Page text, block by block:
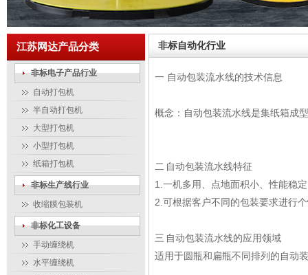
江苏网达产品分类
非标电子产品行业
自动打包机
半自动打包机
大型打包机
小型打包机
纸箱打包机
非标生产线行业
收缩膜包装机
非标化工设备
手动缠绕机
水平缠绕机
非标自动化行业
一 自动包装流水线的技术信息
概念：自动包装流水线是集纸箱成
二 自动包装流水线特征
1.一机多用、点地面积小、性能稳
2.可根据客户不同的包装要求进行
三 自动包装流水线的应用领域
适用于圆瓶和扁瓶不同排列的自动